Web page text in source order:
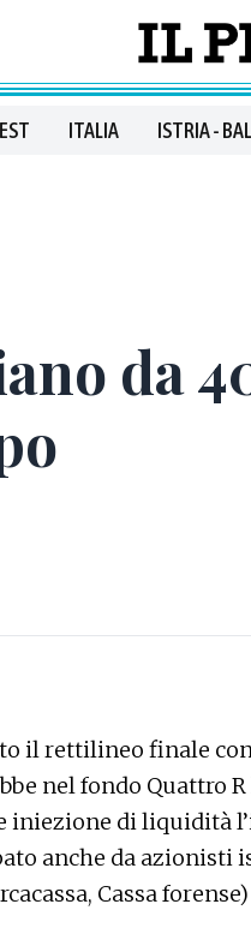
ITALIA ISTRIA -
da
il rettilineo finale
nel fondo Quattro
iniezione di liquidità
anche da azionisti
Cassa